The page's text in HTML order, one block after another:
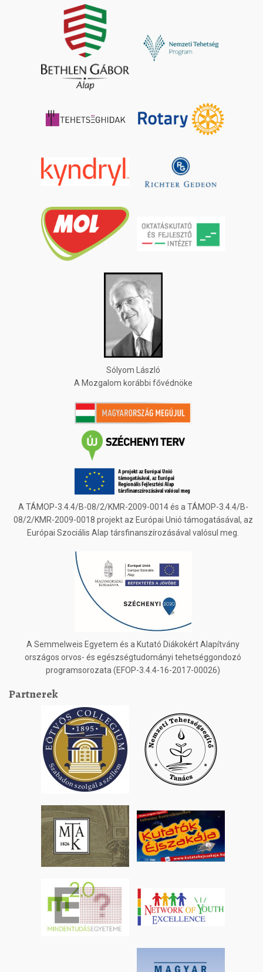
Sólyom László
A Mozgalom korábbi fővédnöke
A TÁMOP-3.4.4/B-08/2/KMR-2009-0014 és a TÁMOP-3.4.4/B-
08/2/KMR-2009-0018 projekt az Európai Unió támogatásával, az
Európai Szociális Alap társfinanszírozásával valósul meg.
A Semmelweis Egyetem és a Kutató Diákokért Alapítvány
országos orvos- és egészségtudományi tehetséggondozó
programsorozata (EFOP-3.4.4-16-2017-00026)
Partnerek